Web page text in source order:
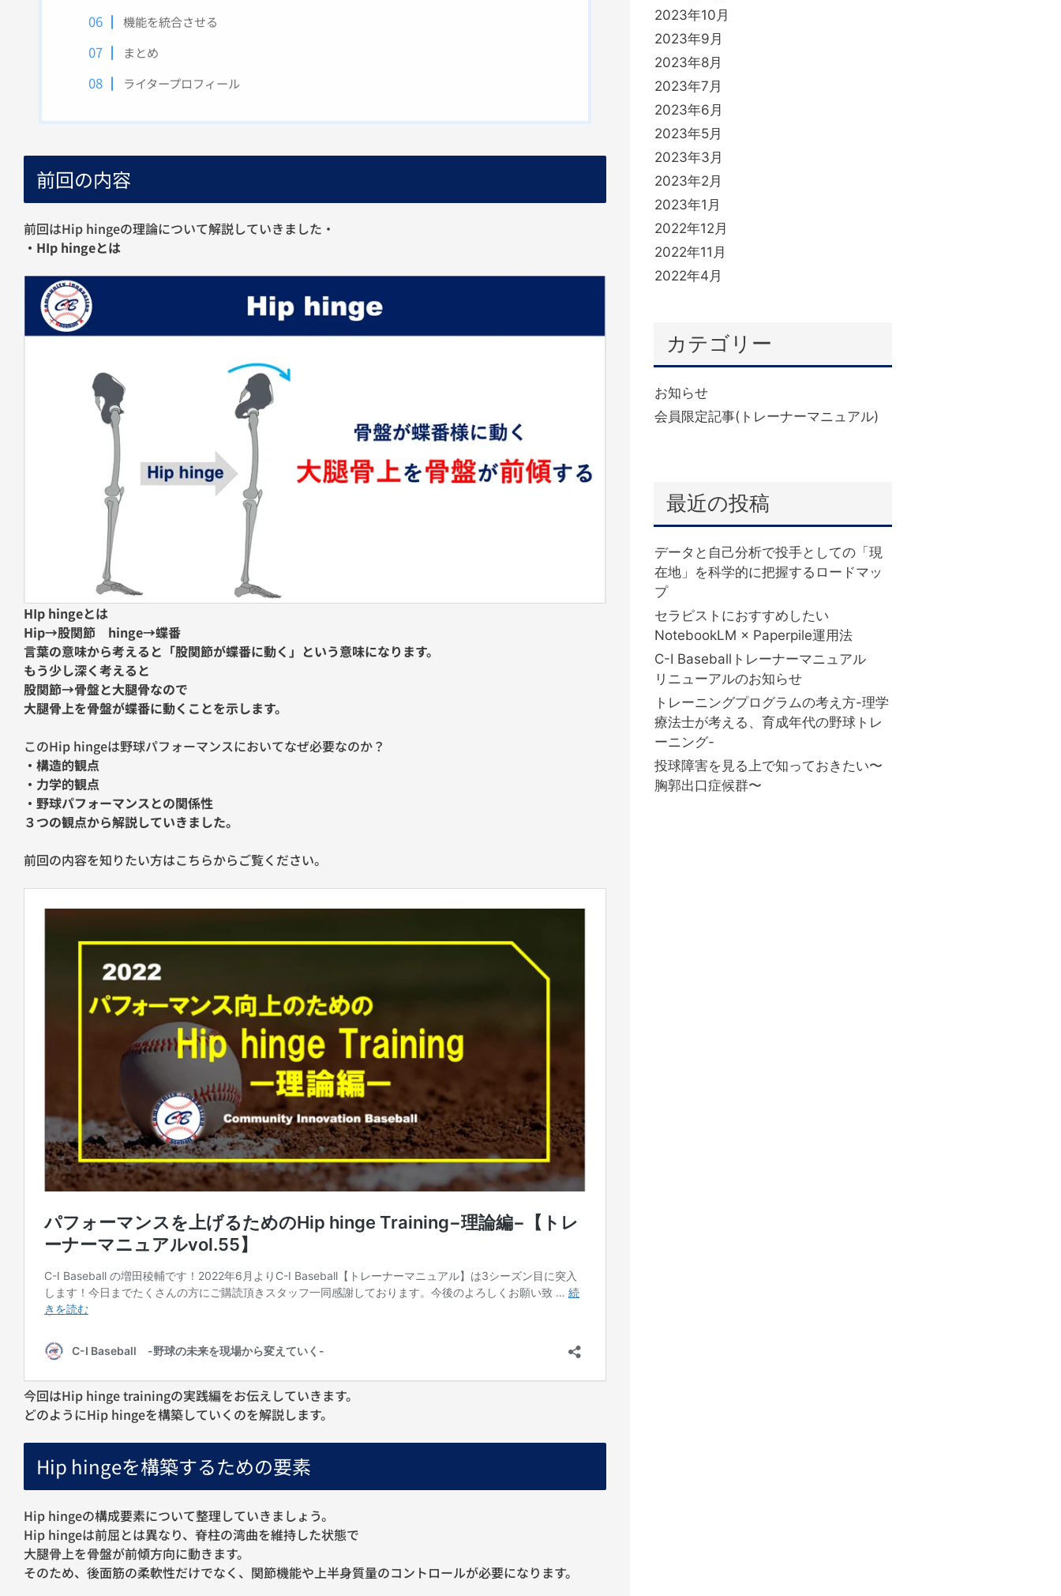
機能を統合させる
まとめ
ライタープロフィール
前回の内容
前回はHip hingeの理論について解説していきました・
・HIp hingeとは
HIp hingeとは
Hip→股関節 hinge→蝶番
言葉の意味から考えると「股関節が蝶番に動く」という意味になります。
もう少し深く考えると
股関節→骨盤と大腿骨なので
大腿骨上を骨盤が蝶番に動くことを示します。
このHip hingeは野球パフォーマンスにおいてなぜ必要なのか？
・構造的観点
・力学的観点
・野球パフォーマンスとの関係性
３つの観点から解説していきました。
前回の内容を知りたい方はこちらからご覧ください。
今回はHip hinge trainingの実践編をお伝えしていきます。
どのようにHip hingeを構築していくのを解説します。
Hip hingeを構築するための要素
Hip hingeの構成要素について整理していきましょう。
Hip hingeは前屈とは異なり、脊柱の湾曲を維持した状態で
大腿骨上を骨盤が前傾方向に動きます。
そのため、後面筋の柔軟性だけでなく、関節機能や上半身質量のコントロールが必要になります。
2023年10月
2023年9月
2023年8月
2023年7月
2023年6月
2023年5月
2023年3月
2023年2月
2023年1月
2022年12月
2022年11月
2022年4月
カテゴリー
お知らせ
会員限定記事(トレーナーマニュアル)
最近の投稿
データと自己分析で投手としての「現
在地」を科学的に把握するロードマッ
プ
セラピストにおすすめしたい
NotebookLM × Paperpile運用法
C-I Baseballトレーナーマニュアル
リニューアルのお知らせ
トレーニングプログラムの考え方-理学
療法士が考える、育成年代の野球トレ
ーニング-
投球障害を見る上で知っておきたい〜
胸郭出口症候群〜